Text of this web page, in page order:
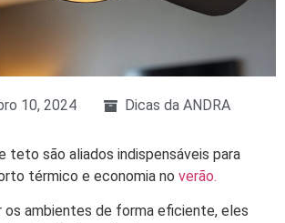
10, 2024 Dicas da ANDRA
teto são aliados indispensáveis para
térmico e economia no verão.
os ambientes de forma eficiente, eles